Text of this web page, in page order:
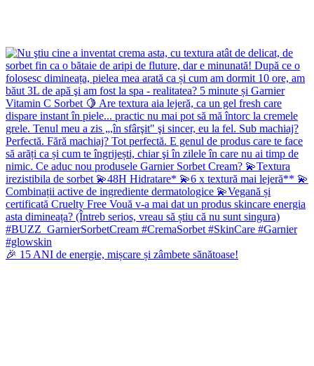
🎉 15 ANI de energie, mișcare și zâmbete sănătoase!